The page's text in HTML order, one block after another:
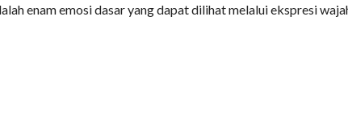
enam emosi dasar yang dapat dilihat melalui ekspresi